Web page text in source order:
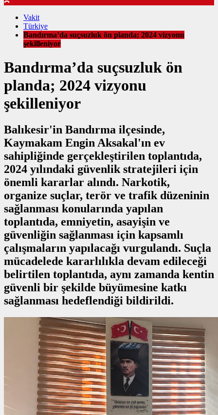
Vakit
Türkiye
Bandırma’da suçsuzluk ön planda; 2024 vizyonu
şekilleniyor
Bandırma’da suçsuzluk ön
planda; 2024 vizyonu
şekilleniyor
Balıkesir'in Bandırma ilçesinde,
Kaymakam Engin Aksakal'ın ev
sahipliğinde gerçekleştirilen toplantıda,
2024 yılındaki güvenlik stratejileri için
önemli kararlar alındı. Narkotik,
organize suçlar, terör ve trafik düzeninin
sağlanması konularında yapılan
toplantıda, emniyetin, asayişin ve
güvenliğin sağlanması için kapsamlı
çalışmaların yapılacağı vurgulandı. Suçla
mücadelede kararlılıkla devam edileceği
belirtilen toplantıda, aynı zamanda kentin
güvenli bir şekilde büyümesine katkı
sağlanması hedeflendiği bildirildi.